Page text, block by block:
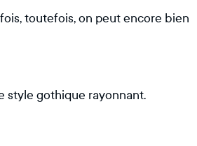
toutefois, on peut encore bien
style gothique rayonnant.